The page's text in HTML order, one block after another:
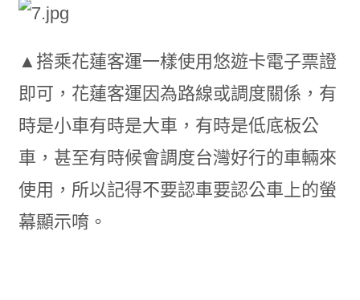
▲搭乘花蓮客運一樣使用悠遊卡電子票證
即可，花蓮客運因為路線或調度關係，有
時是小車有時是大車，有時是低底板公
車，甚至有時候會調度台灣好行的車輛來
使用，所以記得不要認車要認公車上的螢
幕顯示唷。